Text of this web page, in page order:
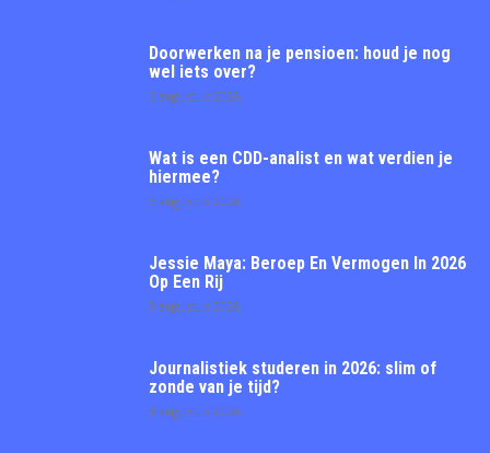
Doorwerken na je pensioen: houd je nog
wel iets over?
6 augustus 2026
Wat is een CDD-analist en wat verdien je
hiermee?
6 augustus 2026
Jessie Maya: Beroep En Vermogen In 2026
Op Een Rij
3 augustus 2026
Journalistiek studeren in 2026: slim of
zonde van je tijd?
3 augustus 2026